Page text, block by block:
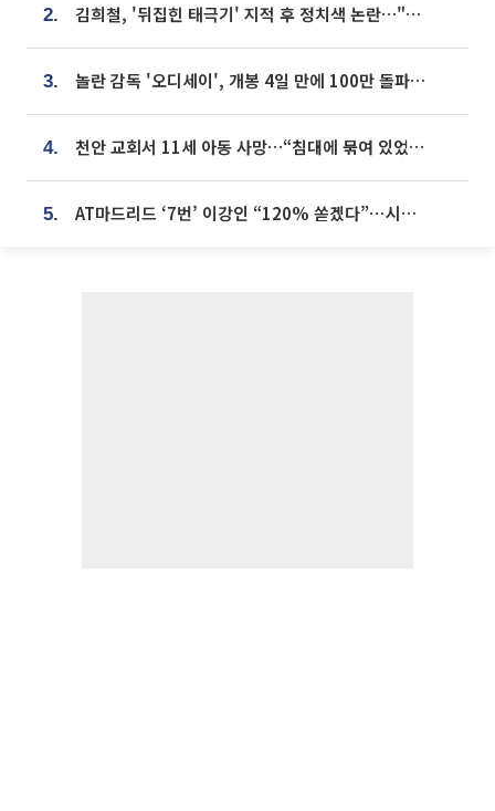
2. 김희철, '뒤집힌 태극기' 지적 후 정치색 논란…"좌우 떠나 우리나라 국기"
3. 놀란 감독 '오디세이', 개봉 4일 만에 100만 돌파⋯'왕사남' 보다 빠르다
4. 천안 교회서 11세 아동 사망…“침대에 묶여 있었다” 진술 확보
5. AT마드리드 ‘7번’ 이강인 “120% 쏟겠다”⋯시메오네 감독 “필요한 선수”